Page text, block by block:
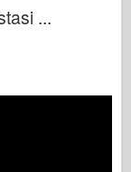
...